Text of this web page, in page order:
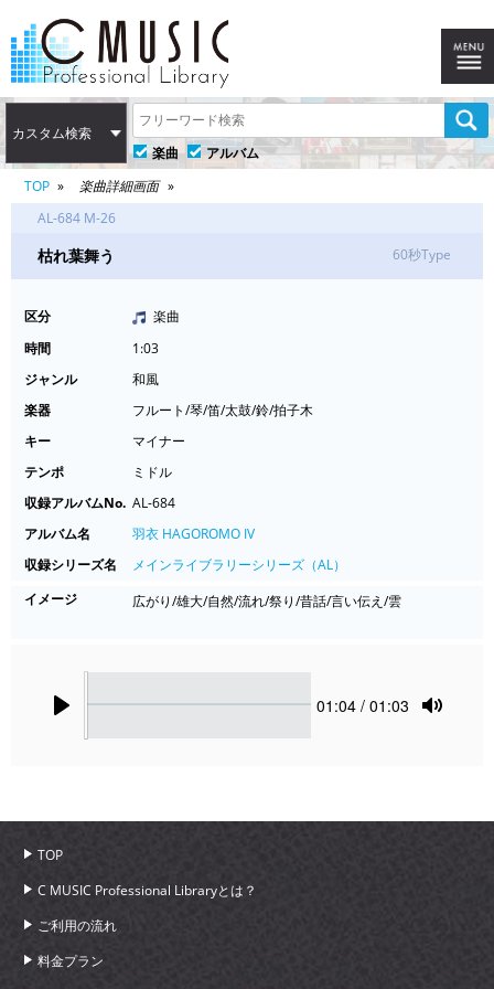
カスタム検索
楽曲
アルバム
TOP
楽曲詳細画面
AL-684 M-26
枯れ葉舞う 60秒Type
区分
楽曲
時間
1:03
ジャンル
和風
楽器
フルート/琴/笛/太鼓/鈴/拍子木
キー
マイナー
テンポ
ミドル
収録アルバムNo. AL-684
アルバム名
羽衣 HAGOROMO IV
収録シリーズ名
メインライブラリーシリーズ（AL）
イメージ
広がり/雄大/自然/流れ/祭り/昔話/言い伝え/雲
Current
01:04 / 01:03
TOP
C MUSIC Professional Libraryとは？
ご利用の流れ
料金プラン